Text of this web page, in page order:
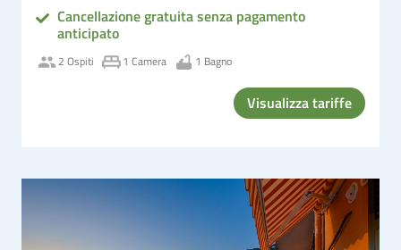
Cancellazione gratuita senza pagamento
anticipato
2 Ospiti 1 Camera 1 Bagno
Visualizza tariffe